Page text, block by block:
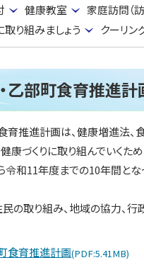
健康教室 家庭訪問（
り組みましょう
クーリン
乙部町食育推進計
推進計画は、健康増進法、
康づくりに取り組んでいくた
和11年度までの10年間とな
の取り組み、地域の協力、
食育推進計画(PDF:5.41MB)